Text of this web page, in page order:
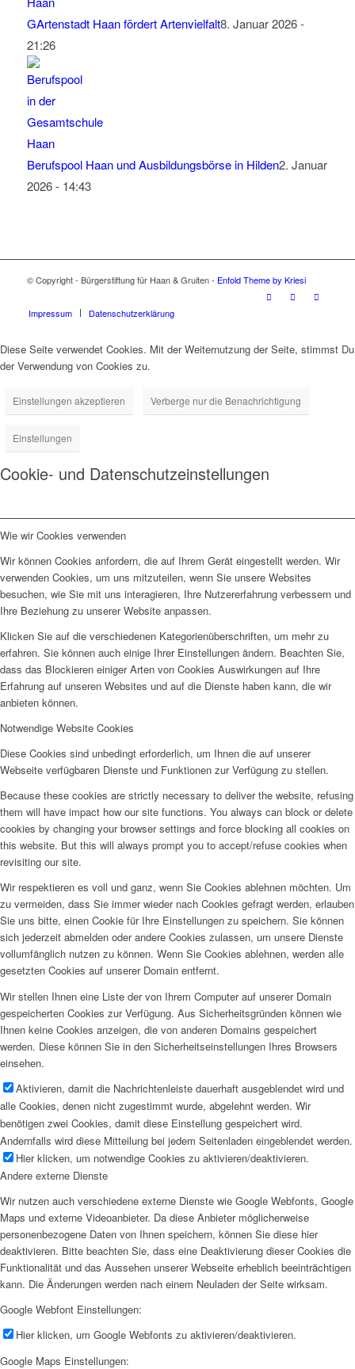
GArtenstadt Haan fördert Artenvielfalt8. Januar 2026 -
21:26
Berufspool Haan und Ausbildungsbörse in Hilden2. Januar
2026 - 14:43
© Copyright - Bürgerstiftung für Haan & Gruiten - Enfold Theme by Kriesi
Impressum Datenschutzerklärung
Diese Seite verwendet Cookies. Mit der Weiternutzung der Seite, stimmst Du
der Verwendung von Cookies zu.
Einstellungen akzeptieren Verberge nur die Benachrichtigung
Einstellungen
Cookie- und Datenschutzeinstellungen
Wie wir Cookies verwenden
Wir können Cookies anfordern, die auf Ihrem Gerät eingestellt werden. Wir
verwenden Cookies, um uns mitzuteilen, wenn Sie unsere Websites
besuchen, wie Sie mit uns interagieren, Ihre Nutzererfahrung verbessern und
Ihre Beziehung zu unserer Website anpassen.
Klicken Sie auf die verschiedenen Kategorienüberschriften, um mehr zu
erfahren. Sie können auch einige Ihrer Einstellungen ändern. Beachten Sie,
dass das Blockieren einiger Arten von Cookies Auswirkungen auf Ihre
Erfahrung auf unseren Websites und auf die Dienste haben kann, die wir
anbieten können.
Notwendige Website Cookies
Diese Cookies sind unbedingt erforderlich, um Ihnen die auf unserer
Webseite verfügbaren Dienste und Funktionen zur Verfügung zu stellen.
Because these cookies are strictly necessary to deliver the website, refusing
them will have impact how our site functions. You always can block or delete
cookies by changing your browser settings and force blocking all cookies on
this website. But this will always prompt you to accept/refuse cookies when
revisiting our site.
Wir respektieren es voll und ganz, wenn Sie Cookies ablehnen möchten. Um
zu vermeiden, dass Sie immer wieder nach Cookies gefragt werden, erlauben
Sie uns bitte, einen Cookie für Ihre Einstellungen zu speichern. Sie können
sich jederzeit abmelden oder andere Cookies zulassen, um unsere Dienste
vollumfänglich nutzen zu können. Wenn Sie Cookies ablehnen, werden alle
gesetzten Cookies auf unserer Domain entfernt.
Wir stellen Ihnen eine Liste der von Ihrem Computer auf unserer Domain
gespeicherten Cookies zur Verfügung. Aus Sicherheitsgründen können wie
Ihnen keine Cookies anzeigen, die von anderen Domains gespeichert
werden. Diese können Sie in den Sicherheitseinstellungen Ihres Browsers
einsehen.
Aktivieren, damit die Nachrichtenleiste dauerhaft ausgeblendet wird und
alle Cookies, denen nicht zugestimmt wurde, abgelehnt werden. Wir
benötigen zwei Cookies, damit diese Einstellung gespeichert wird.
Andernfalls wird diese Mitteilung bei jedem Seitenladen eingeblendet werden.
Hier klicken, um notwendige Cookies zu aktivieren/deaktivieren.
Andere externe Dienste
Wir nutzen auch verschiedene externe Dienste wie Google Webfonts, Google
Maps und externe Videoanbieter. Da diese Anbieter möglicherweise
personenbezogene Daten von Ihnen speichern, können Sie diese hier
deaktivieren. Bitte beachten Sie, dass eine Deaktivierung dieser Cookies die
Funktionalität und das Aussehen unserer Webseite erheblich beeinträchtigen
kann. Die Änderungen werden nach einem Neuladen der Seite wirksam.
Google Webfont Einstellungen:
Hier klicken, um Google Webfonts zu aktivieren/deaktivieren.
Google Maps Einstellungen: